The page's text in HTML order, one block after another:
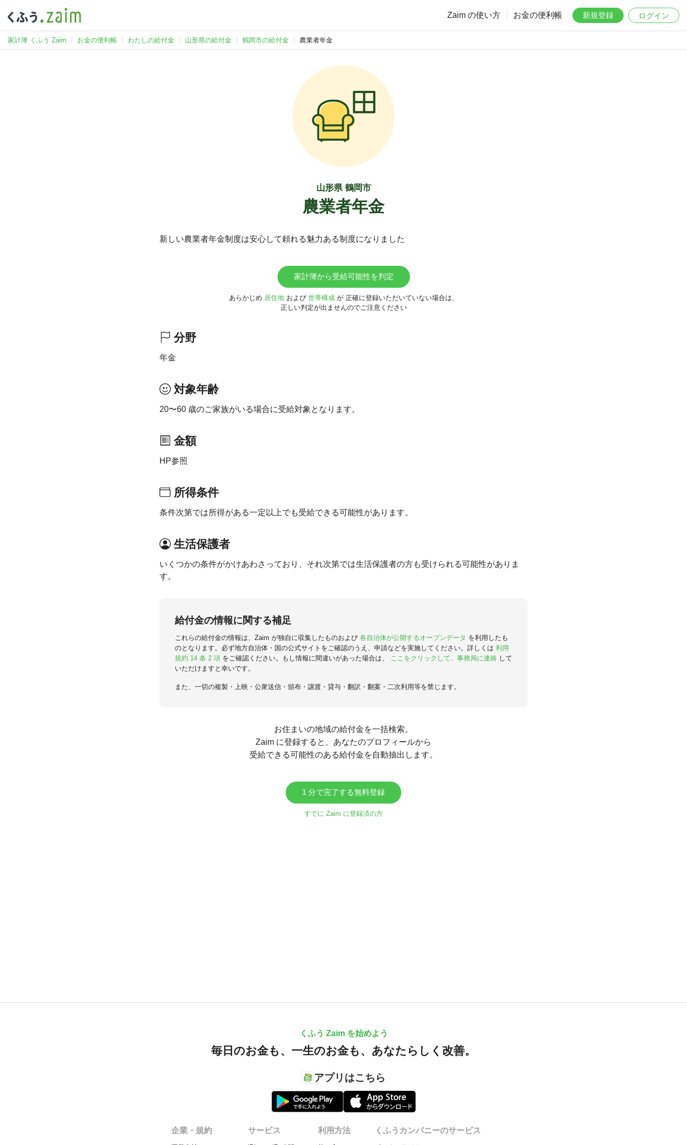
Zaim の使い方 お金の便利帳 新規登録 ログイン
家計簿 くふう Zaim お金の便利帳 わたしの給付金 山形県の給付金 鶴岡市の給付金 農業者年金
山形県 鶴岡市
農業者年金
新しい農業者年金制度は安心して頼れる魅力ある制度になりました
家計簿から受給可能性を判定
あらかじめ 居住地および 世帯構成が 正確に登録いただいていない場合は、
正しい判定が出ませんのでご注意ください
分野
年金
対象年齢
20〜60 歳のご家族がいる場合に受給対象となります。
金額
HP参照
所得条件
条件次第では所得がある一定以上でも受給できる可能性があります。
生活保護者
いくつかの条件がかけあわさっており、それ次第では生活保護者の方も受けられる可能性がありま
す。
給付金の情報に関する補足
これらの給付金の情報は、Zaim が独自に収集したものおよび 各自治体が公開するオープンデータ を利用したも
のとなります。必ず地方自治体・国の公式サイトをご確認のうえ、申請などを実施してください。詳しくは 利用
規約 14 条 2 項 をご確認ください。もし情報に間違いがあった場合は、 ここをクリックして、事務局に連絡 して
いただけますと幸いです。
また、一切の複製・上映・公衆送信・頒布・譲渡・貸与・翻訳・翻案・二次利用等を禁じます。
お住まいの地域の給付金を一括検索。
Zaim に登録すると、あなたのプロフィールから
受給できる可能性のある給付金を自動抽出します。
1 分で完了する無料登録
すでに Zaim に登録済の方
くふう Zaim を始めよう
毎日のお金も、 一生のお金も、 あなたらしく改善。
アプリはこちら
企業・規約 サービス 利用方法 くふうカンパニーのサービス